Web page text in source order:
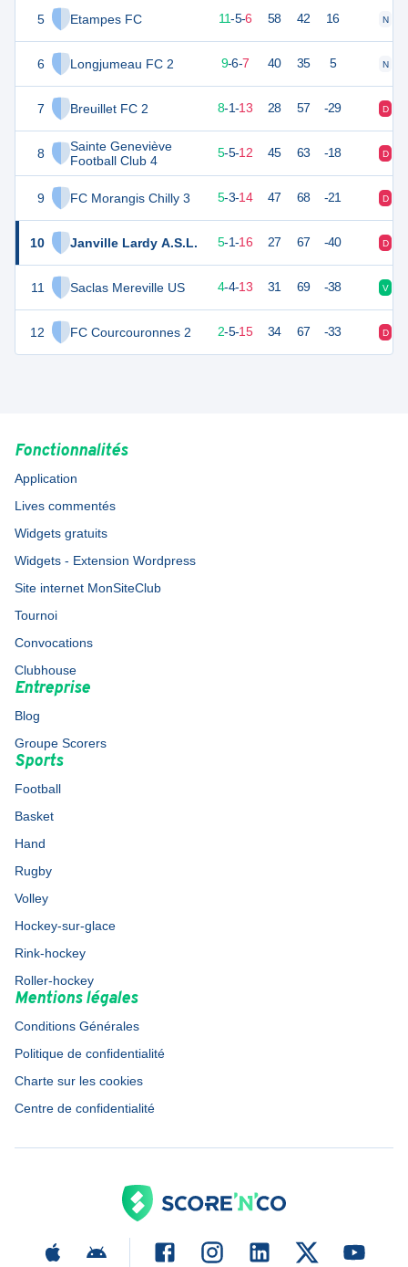
5 Etampes FC
6 Longjumeau FC 2
7 Breuillet FC 2
8
Sainte Geneviève
Football Club 4
9 FC Morangis Chilly 3
10 Janville Lardy A.S.L.
11 Saclas Mereville US
12 FC Courcouronnes 2
11-5-6 58 42 16 N
32 9-6-7 40 35 5 N
8-1-13 28 57 -29 D
19 5-5-12 45 63 -18 D
18 22 5-3-14 47 68 -21 D
16 22 5-1-16 27 67 -40 D
15 4-4-13 31 69 -38 V
11 22 2-5-15 34 67 -33 D
Fonctionnalités
Application
Lives commentés
Widgets gratuits
Widgets - Extension Wordpress
Site internet MonSiteClub
Tournoi
Convocations
Clubhouse
Entreprise
Blog
Groupe Scorers
Sports
Football
Basket
Hand
Rugby
Volley
Hockey-sur-glace
Rink-hockey
Roller-hockey
Mentions légales
Conditions Générales
Politique de confidentialité
Charte sur les cookies
Centre de confidentialité